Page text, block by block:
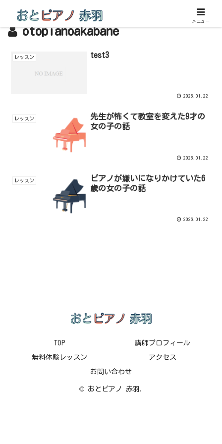
otopianoakabane
レッスン test3
2026.01.22
レッスン
先生が怖くて教室を変えた9才の
女の子の話
2026.01.22
レッスン
ピアノが嫌いになりかけていた6
歳の女の子の話
2026.01.22
TOP 講師プロフィール
無料体験レッスン アクセス
お問い合わせ
© おとピアノ 赤羽.
メニュー